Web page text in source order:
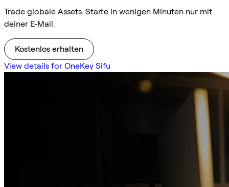
Trade globale Assets. Starte in wenigen Minuten nur mit
deiner E-Mail.
Kostenlos erhalten
View details for OneKey Sifu